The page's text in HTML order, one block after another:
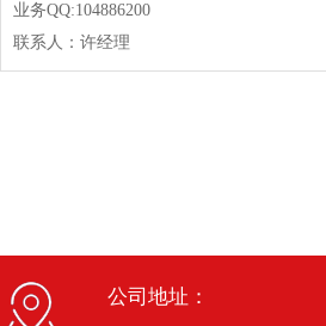
业务QQ:104886200
联系人：许经理
公司地址：